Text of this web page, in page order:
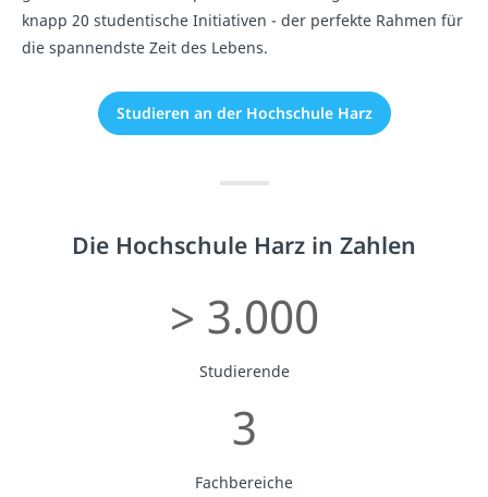
knapp 20 studentische Initiativen - der perfekte Rahmen für
die spannendste Zeit des Lebens.
Studieren an der Hochschule Harz
Die Hochschule Harz in Zahlen
> 3.000
Studierende
3
Fachbereiche